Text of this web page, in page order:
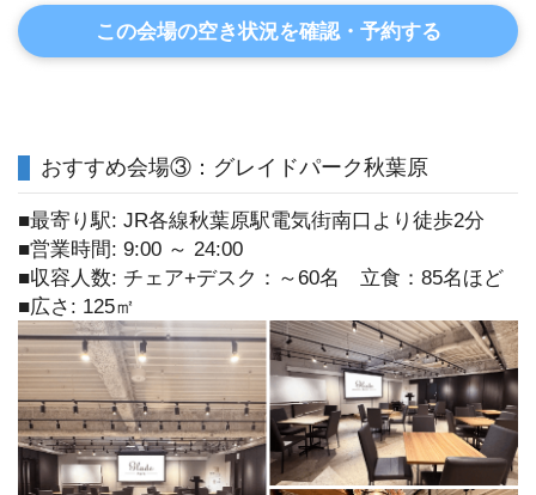
この会場の空き状況を確認・予約する
おすすめ会場③：グレイドパーク秋葉原
■最寄り駅: JR各線秋葉原駅電気街南口より徒歩2分
■営業時間: 9:00 ～ 24:00
■収容人数: チェア+デスク：～60名 立食：85名ほど
■広さ: 125㎡